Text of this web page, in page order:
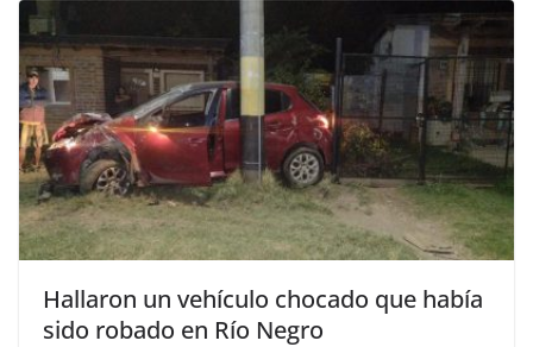
Hallaron un vehículo chocado que había
sido robado en Río Negro